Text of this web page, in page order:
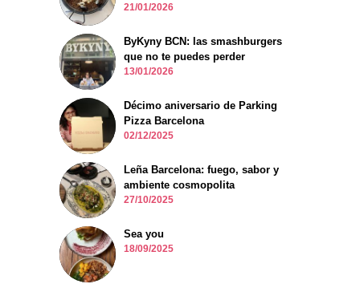
21/01/2026
ByKyny BCN: las smashburgers
que no te puedes perder
13/01/2026
Décimo aniversario de Parking
Pizza Barcelona
02/12/2025
Leña Barcelona: fuego, sabor y
ambiente cosmopolita
27/10/2025
Sea you
18/09/2025